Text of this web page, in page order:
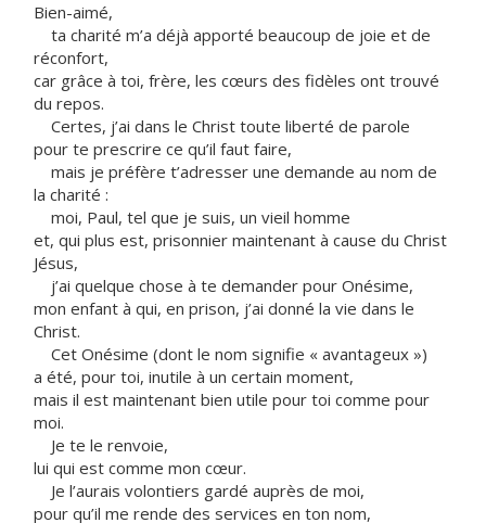
Bien-aimé,
ta charité m’a déjà apporté beaucoup de joie et de
réconfort,
car grâce à toi, frère, les cœurs des fidèles ont trouvé
du repos.
Certes, j’ai dans le Christ toute liberté de parole
pour te prescrire ce qu’il faut faire,
mais je préfère t’adresser une demande au nom de
la charité :
moi, Paul, tel que je suis, un vieil homme
et, qui plus est, prisonnier maintenant à cause du Christ
Jésus,
j’ai quelque chose à te demander pour Onésime,
mon enfant à qui, en prison, j’ai donné la vie dans le
Christ.
Cet Onésime (dont le nom signifie « avantageux »)
a été, pour toi, inutile à un certain moment,
mais il est maintenant bien utile pour toi comme pour
moi.
Je te le renvoie,
lui qui est comme mon cœur.
Je l’aurais volontiers gardé auprès de moi,
pour qu’il me rende des services en ton nom,